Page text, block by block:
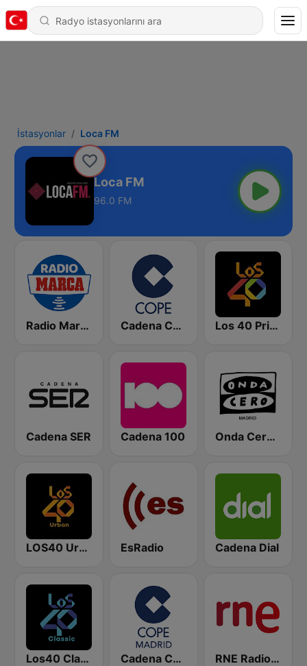
İstasyonlar Loca FM
Loca FM
96.0 FM
Radio Marca Nacional Cadena COPE Los 40 Principales
Cadena SER Cadena 100 Onda Cero Madrid
LOS40 Urban EsRadio Cadena Dial
Los40 Classic Cadena COPE Madrid RNE Radio Nacional